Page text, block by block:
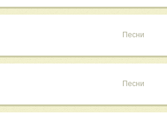
Песни
Песни